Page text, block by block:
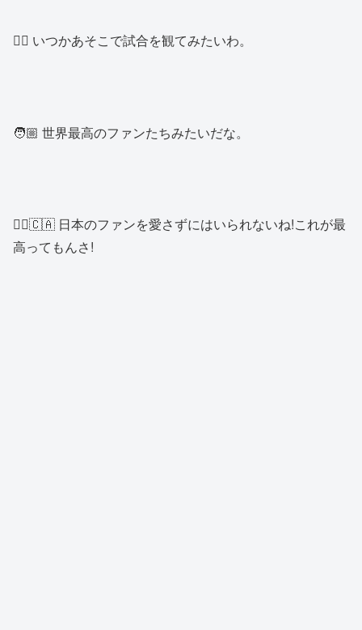
👱‍♀️ いつかあそこで試合を観てみたいわ。
🧑🏼 世界最高のファンたちみたいだな。
👱‍♂️🇨🇦 日本のファンを愛さずにはいられないね!これが最
高ってもんさ!